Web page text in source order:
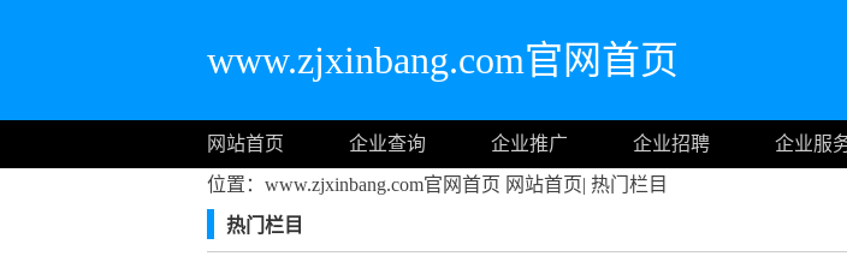
www.zjxinbang.com官网首页
网站首页 企业查询 企业推广 企业招聘 企业服
位置：www.zjxinbang.com官网首页 网站首页| 热门栏目
热门栏目